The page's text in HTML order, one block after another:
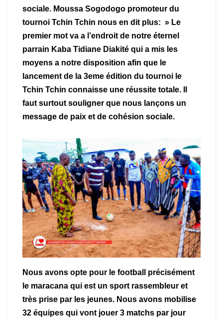
sociale. Moussa Sogodogo promoteur du
tournoi Tchin Tchin nous en dit plus: » Le
premier mot va a l’endroit de notre éternel
parrain Kaba Tidiane Diakité qui a mis les
moyens a notre disposition afin que le
lancement de la 3eme édition du tournoi le
Tchin Tchin connaisse une réussite totale. Il
faut surtout souligner que nous lançons un
message de paix et de cohésion sociale.
Nous avons opte pour le football précisément
le maracana qui est un sport rassembleur et
très prise par les jeunes. Nous avons mobilise
32 équipes qui vont jouer 3 matchs par jour